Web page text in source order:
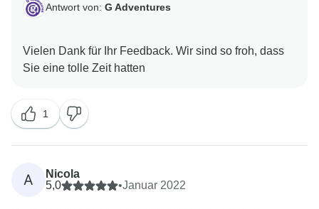
Antwort von: G Adventures
Vielen Dank für Ihr Feedback. Wir sind so froh, dass
1
A
Nicola
5,0
•Januar 2022